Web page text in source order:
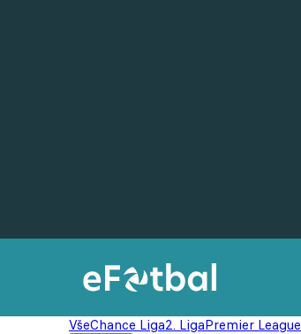
VšeChance Liga2. LigaPremier League